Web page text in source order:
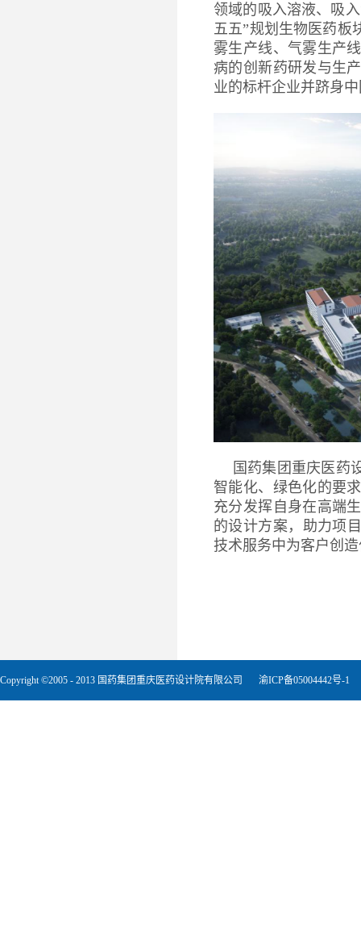
领域的吸入溶液、吸
五五”规划生物医药板
雾生产线、气雾生产
病的创新药研发与生
业的标杆企业并跻身
国药集团重庆医药
智能化、绿色化的要
充分发挥自身在高端
的设计方案，助力项
技术服务中为客户创
Copyright ©2005 - 2013 国药集团重庆医药设计院有限公司 渝ICP备05004442号-1